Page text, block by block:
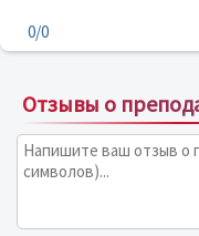
0/0
Отзывы о